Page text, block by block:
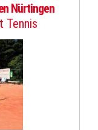
Nürtingen
Tennis